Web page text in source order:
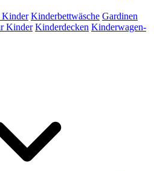
Kinder Kinderbettwäsche Gardinen
Kinder Kinderdecken Kinderwagen-